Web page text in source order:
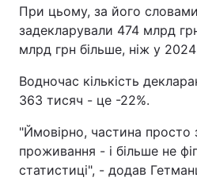
При цьому, за його
задекларували 474 млрд
млрд грн більше, ніж у 2024
Водночас кількість
363 тисяч - це -22%.
"Ймовірно, частина просто
проживання - і більше не
статистиці", - додав